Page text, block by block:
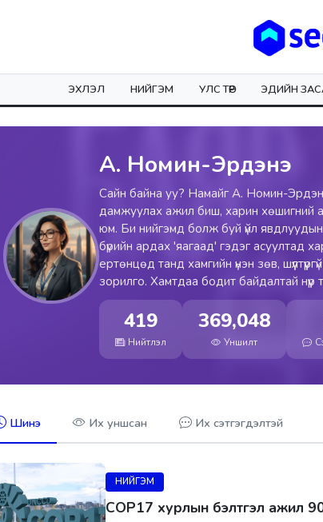
ЭХЛЭЛ НИЙГЭМ УЛС ТӨР ЭДИЙН
А. Номин-Эрдэнэ
Сайн байна уу? Намайг А. Номин-Эрдэнэ
дамжуулах ажил биш, харин хөшигний
юм. Би нийгэмд болж буй үйл явдлуудын
бүрийн ардах 'яагаад' гэдэг асуултад
ертөнцөд танд хамгийн үнэн зөв,
зорилго. Хамтдаа бодит байдалтай нүүр
419
Нийтлэл
369,048
Уншилт
Шинэ Их уншсан Их сэтгэгдэлтэй
НИЙГЭМ
COP17 хурлын бэлтгэл ажил 90